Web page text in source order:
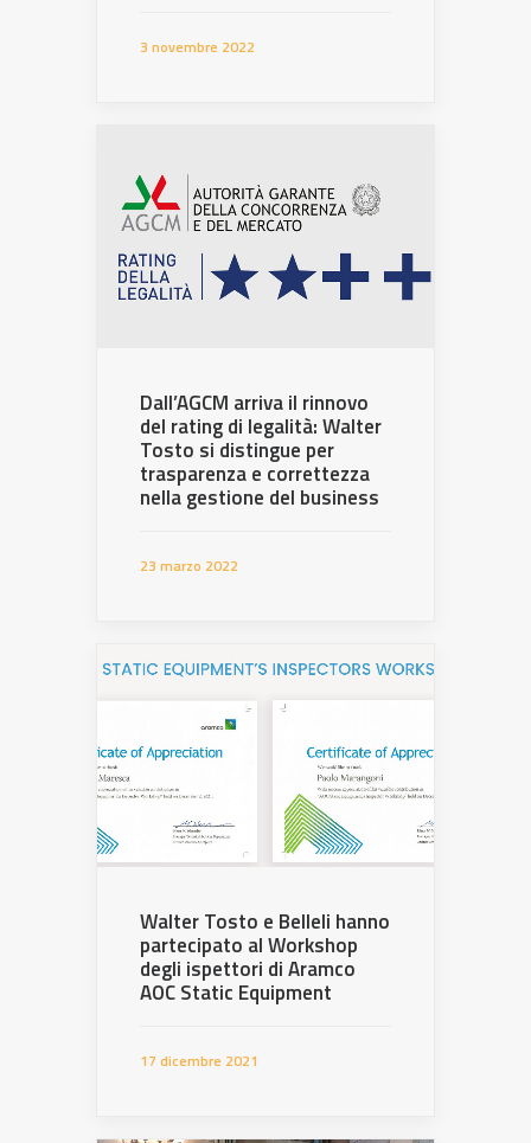
3 novembre 2022
Dall’AGCM arriva il rinnovo
del rating di legalità: Walter
Tosto si distingue per
trasparenza e correttezza
nella gestione del business
23 marzo 2022
Walter Tosto e Belleli hanno
partecipato al Workshop
degli ispettori di Aramco
AOC Static Equipment
17 dicembre 2021